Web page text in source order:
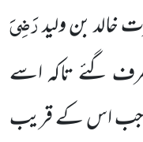
خالد بن ولیدرَضِیَ
گئے تاکہ اسے
اس کے قریب